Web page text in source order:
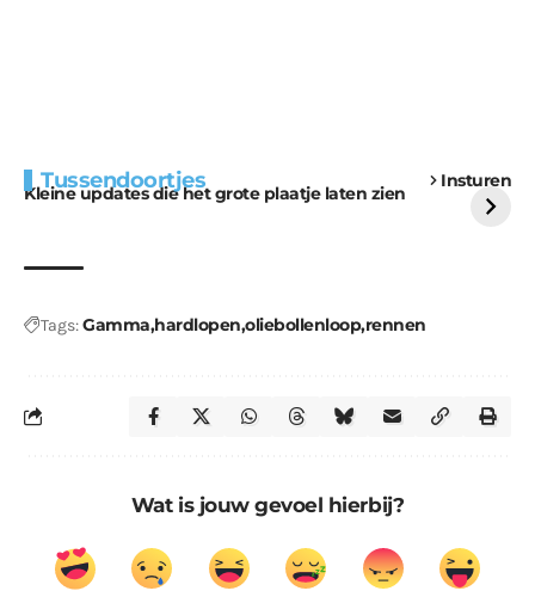
Tussendoortjes Insturen
Kleine updates die het grote plaatje laten zien
voor kabouters
uitdaging
Tags:Gamma hardlopen oliebollenlooprennen
Wat is jouw gevoel hierbij?